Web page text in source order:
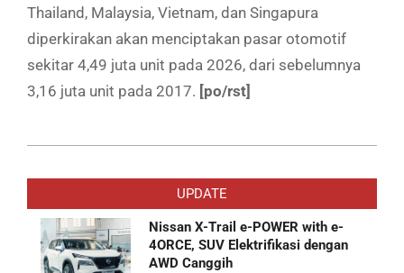
Thailand, Malaysia, Vietnam, dan Singapura
diperkirakan akan menciptakan pasar otomotif
sekitar 4,49 juta unit pada 2026, dari sebelumnya
3,16 juta unit pada 2017. [po/rst]
11-
UPDATE
Nissan X-Trail e-POWER with e-
4ORCE, SUV Elektrifikasi dengan
AWD Canggih